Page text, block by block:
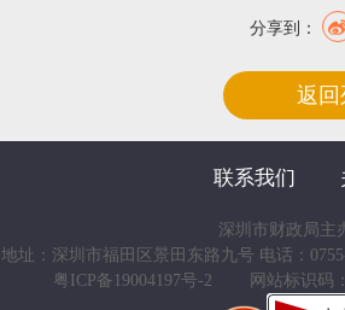
分享到：
返回
联系我们
深圳市财政局主
地址：深圳市福田区景田东路九号 电话：
粤ICP备19004197号-2
网站标识码